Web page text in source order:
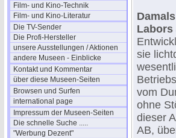
Film- und Kino-Technik
Film- und Kino-Literatur
Die TV-Sender
Die Profi-Hersteller
unsere Ausstellungen / Aktionen
andere Museen - Einblicke
Kontakt und Kommentar
über diese Museen-Seiten
Browsen und Surfen
international page
Impressum der Museen-Seiten
Die schnelle Suche .....
"Werbung Dezent"
sie
vom
ohne
dieser
AB,